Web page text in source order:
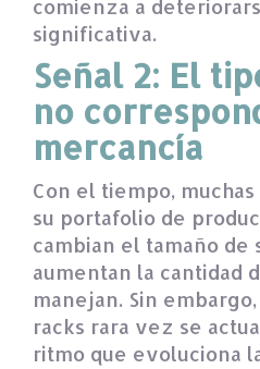
comienza a
significativa.
Señal 2: El
no
mercancía
Con el tiempo,
su portafolio de
cambian el tamaño de
aumentan la cantidad
manejan. Sin
racks rara vez se
ritmo que evoluciona